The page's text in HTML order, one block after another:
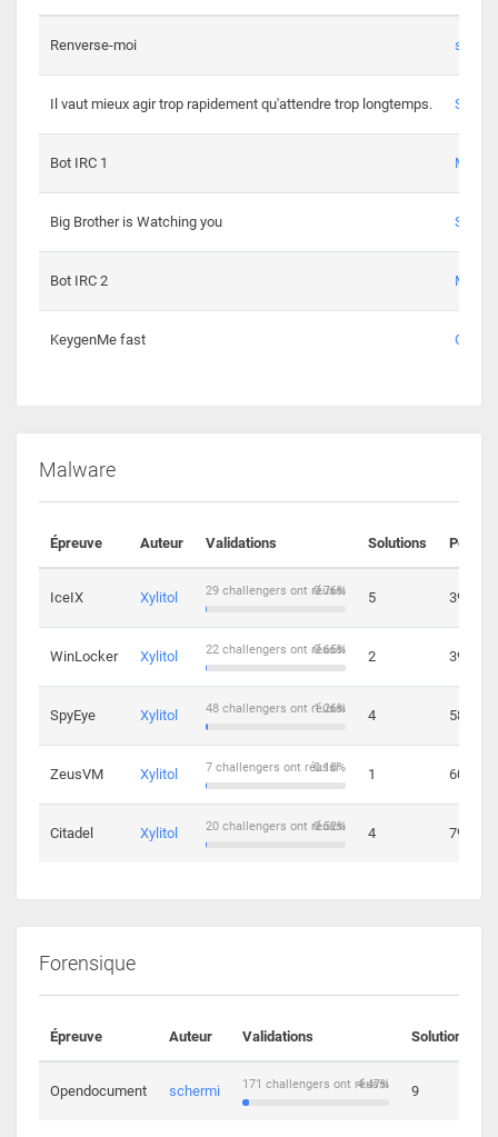
Renverse-moi s3th
Il vaut mieux agir trop rapidement qu'attendre trop longtemps. Spl3en
Bot IRC 1
Big Brother is Watching you
Bot IRC 2
KeygenMe fast Ge0
Malware
Épreuve Auteur Validations Solutions Points
IceIX Xylitol 0.76%
29 challengers ont réussi 5 39
WinLocker Xylitol 0.65%
22 challengers ont réussi 2 39
SpyEye Xylitol 1.26%
48 challengers ont réussi 4 58
ZeusVM Xylitol 0.18%
7 challengers ont réussi 1 60
Citadel Xylitol 0.52%
20 challengers ont réussi 4 79
Forensique
Épreuve Auteur Validations Solutions
Opendocument schermi 4.47%
171 challengers ont réussi 9